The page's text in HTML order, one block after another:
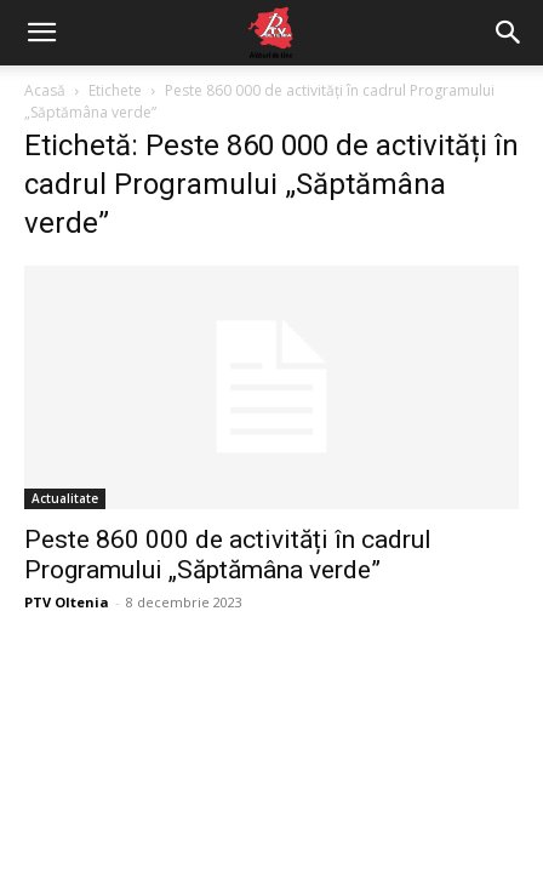
Acasă Etichete
Peste 860 000 de activități în cadrul Programului
„Săptămâna verde”
Etichetă: Peste 860 000 de activități în
cadrul Programului „Săptămâna
verde”
Actualitate
Peste 860 000 de activități în cadrul
Programului „Săptămâna verde”
PTV Oltenia - 8 decembrie 2023